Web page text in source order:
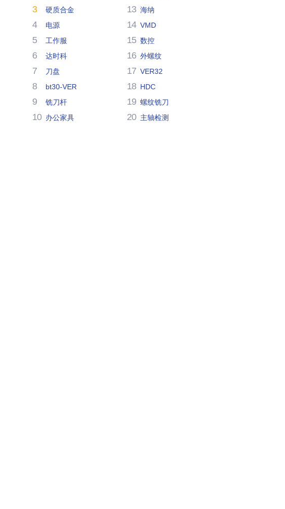
3 硬质合金
4 电源
5 工作服
6 达时科
7 刀盘
8 bt30-VER
9 铣刀杆
10 办公家具
13 海纳
14 VMD
15 数控
16 外螺纹
17 VER32
18 HDC
19 螺纹铣刀
20 主轴检测